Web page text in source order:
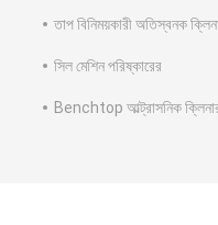
তাপ বিনিময়কারী অতিস্বনক
সিল মেশিন পরিষ্কারের
Benchtop আল্ট্রাসনিক